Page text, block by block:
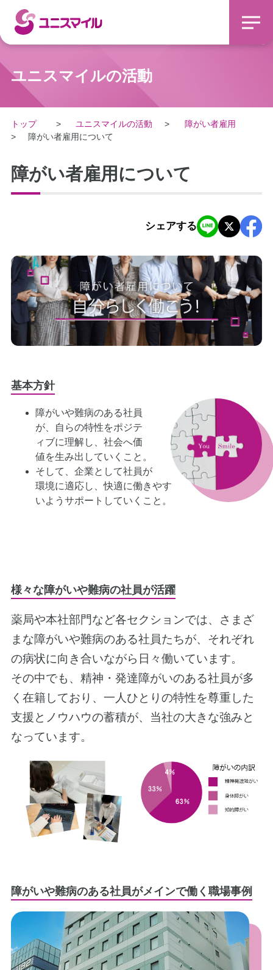
ユニスマイルの活動
トップ ユニスマイルの活動
障がい者雇用
障がい者雇用について
障がい者雇用について
シェアする
基本方針
障がいや難病のある社員
が、自らの特性をポジテ
ィブに理解し、社会へ価
値を生み出していくこと。
そして、企業として社員が
環境に適応し、快適に働きやす
いようサポートしていくこと。
様々な障がいや難病の社員が活躍
薬局や本社部門など各セクションでは、さまざ
まな障がいや難病のある社員たちが、それぞれ
の病状に向き合いながら日々働いています。
その中でも、精神・発達障がいのある社員が多
く在籍しており、一人ひとりの特性を尊重した
支援とノウハウの蓄積が、当社の大きな強みと
なっています。
障がいや難病のある社員がメインで働く職場事例